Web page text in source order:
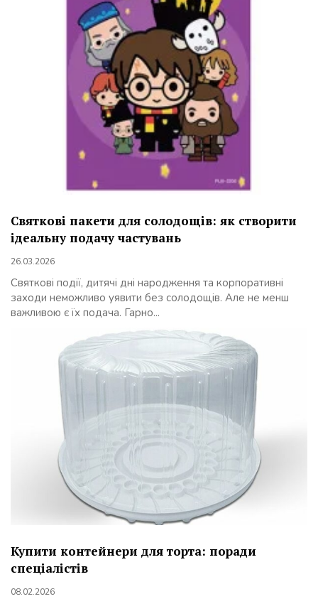
Святкові пакети для солодощів: як створити
ідеальну подачу частувань
26.03.2026
Святкові події, дитячі дні народження та корпоративні
заходи неможливо уявити без солодощів. Але не менш
важливою є їх подача. Гарно...
Купити контейнери для торта: поради
спеціалістів
08.02.2026